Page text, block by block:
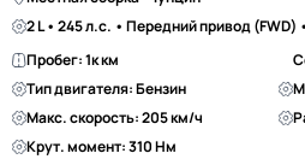
2 L • 245 л.с. • Передний привод (FWD)
Пробег: 1к км
Тип двигателя: Бензин
Макс. скорость: 205 км/ч
Крут. момент: 310 Нм